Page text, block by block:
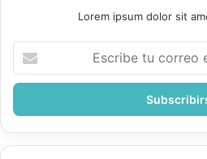
Lorem ipsum dolor sit
correo